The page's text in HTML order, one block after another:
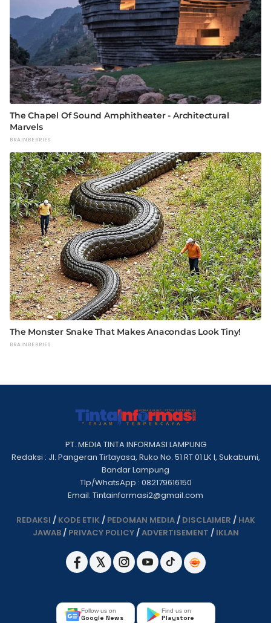
PT. MEDIA TINTA INFORMASI LAMPUNG
Redaksi : Jl. Pangeran Tirtayasa, Ruko No. 51 RT 01 LK I, Sukabumi,
Bandar Lampung
Tlp/WhatsApp : 082179616150
Email: Tintainformasi2@gmail.com
REDAKSI / KODE ETIK / PEDOMAN MEDIA/ DISCLAIMER / HAK
JAWAB/ PRIVACY POLICY/ADVERTISEMENT / IKLAN
Follow us on
Google News
Find us on
Playstore